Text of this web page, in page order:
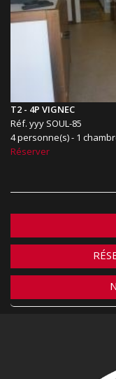
T2 - 4P VIGNEC
Réf. yyy SOUL-85
4 personne(s) - 1
Réserver